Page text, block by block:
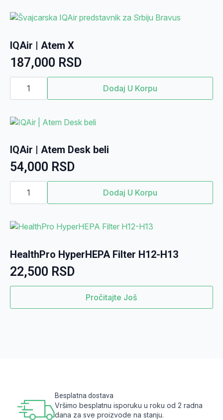
količina
IQAir | Atem X
187,000 RSD
IQAir
Dodaj U Korpu
IQAir | Atem Desk beli
54,000 RSD
IQAir
Atem
količina
Dodaj U Korpu
HealthPro HyperHEPA Filter H12-H13
22,500 RSD
Pročitajte Još
Besplatna dostava
Vršimo besplatnu isporuku u roku od 2 radna
dana za sve proizvode na stanju.